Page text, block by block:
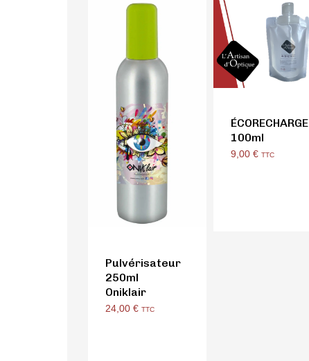
Pulvérisateur
250ml
Oniklair
24,00 € TTC
ÉCORECHARGE
100ml
9,00 € TTC